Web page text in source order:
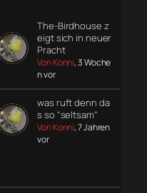
The-Birdhouse z
eigt sich in neuer
Pracht
Von Konni, 3 Woche
n vor
was ruft denn da
s so "seltsam"
Von Konni, 7 Jahren
vor